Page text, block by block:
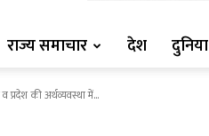
राज्य समाचार देश दुनिया
की अर्थव्यवस्था में...